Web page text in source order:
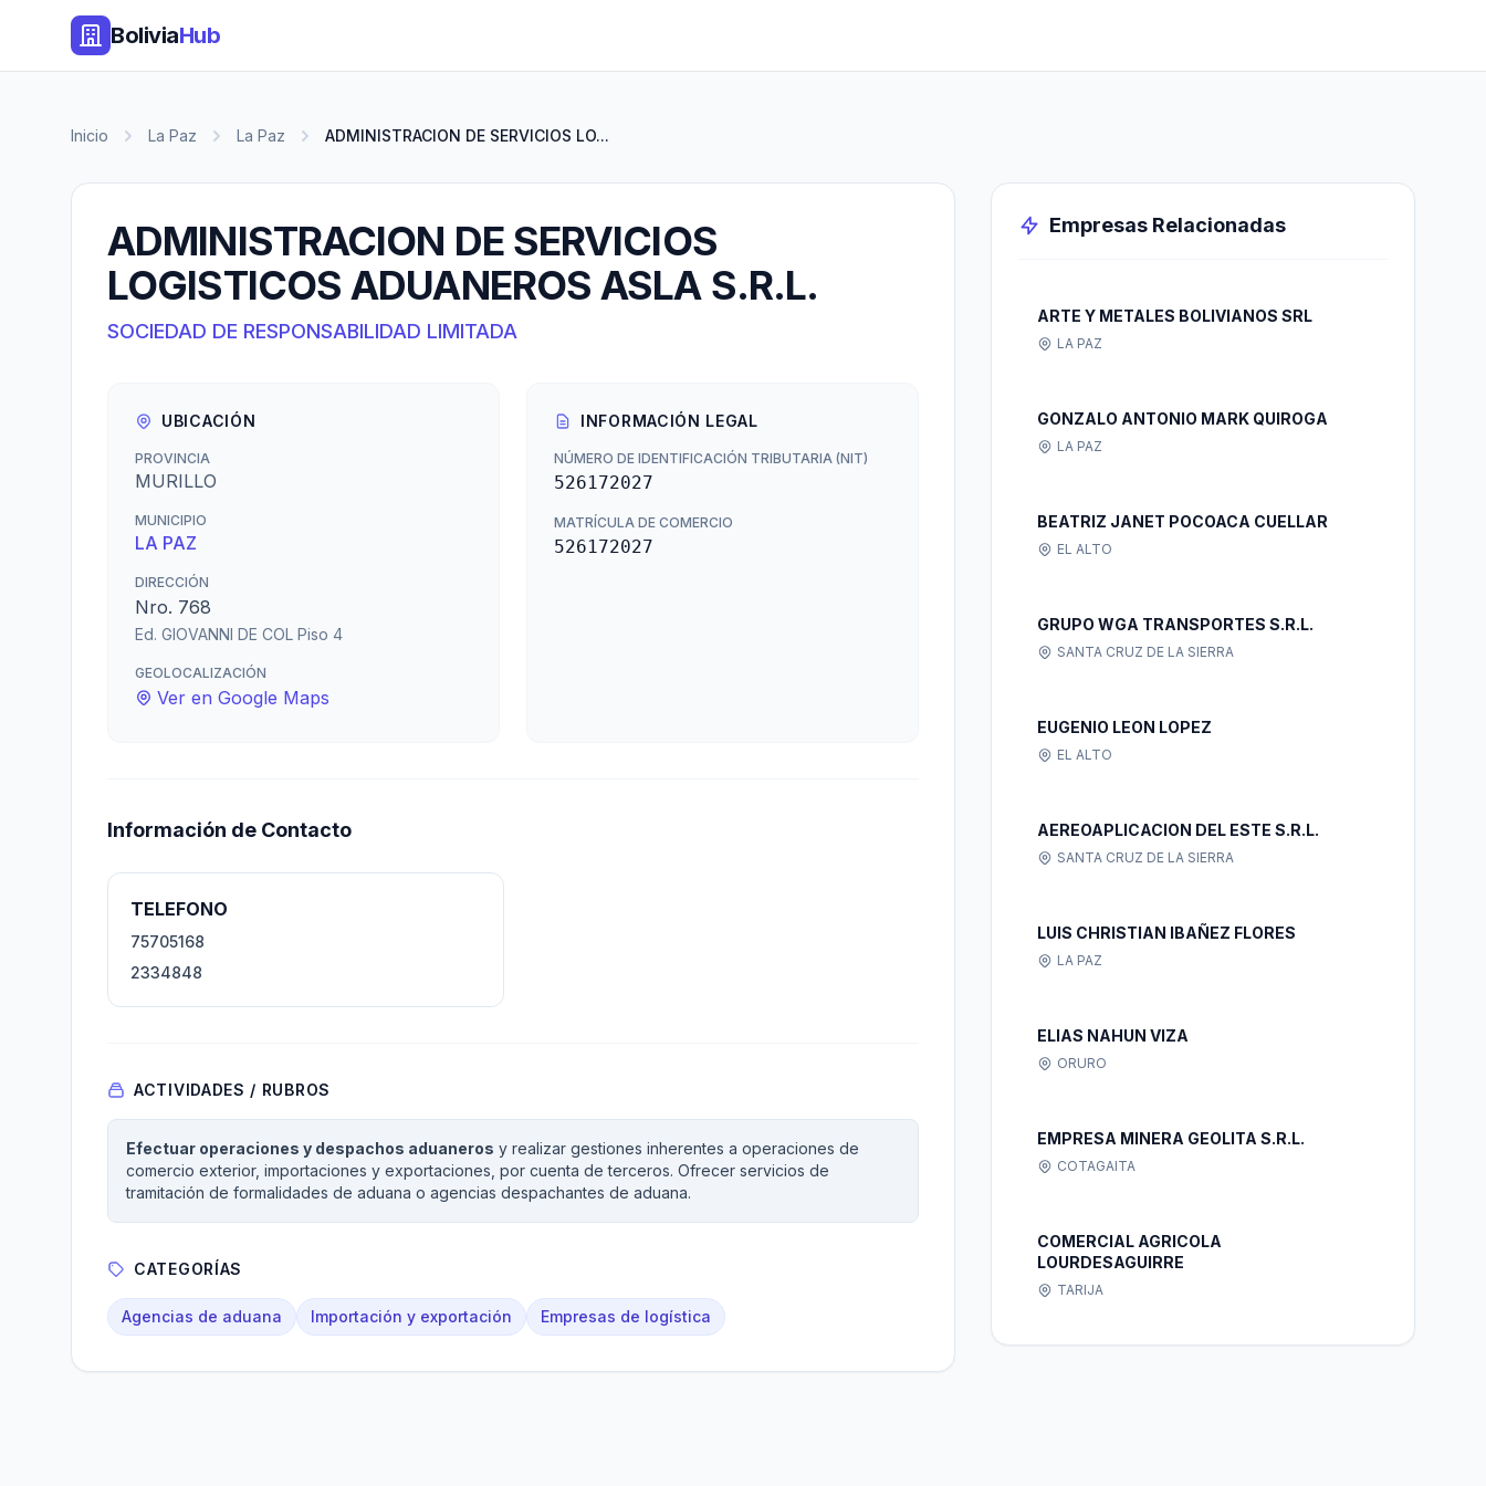
BoliviaHub
Inicio La Paz La Paz ADMINISTRACION DE SERVICIOS LO...
ADMINISTRACION DE SERVICIOS
LOGISTICOS ADUANEROS ASLA S.R.L.
SOCIEDAD DE RESPONSABILIDAD LIMITADA
UBICACIÓN
PROVINCIA
MURILLO
MUNICIPIO
LA PAZ
DIRECCIÓN
Nro. 768
Ed. GIOVANNI DE COL Piso 4
GEOLOCALIZACIÓN
Ver en Google Maps
INFORMACIÓN LEGAL
NÚMERO DE IDENTIFICACIÓN TRIBUTARIA (NIT)
526172027
MATRÍCULA DE COMERCIO
526172027
Información de Contacto
TELEFONO
75705168
2334848
ACTIVIDADES / RUBROS
Efectuar operaciones y despachos aduaneros y realizar gestiones inherentes a operaciones de
comercio exterior, importaciones y exportaciones, por cuenta de terceros. Ofrecer servicios de
tramitación de formalidades de aduana o agencias despachantes de aduana.
CATEGORÍAS
Agencias de aduana Importación y exportación Empresas de logística
Empresas Relacionadas
ARTE Y METALES BOLIVIANOS SRL
LA PAZ
GONZALO ANTONIO MARK QUIROGA
LA PAZ
BEATRIZ JANET POCOACA CUELLAR
EL ALTO
GRUPO WGA TRANSPORTES S.R.L.
SANTA CRUZ DE LA SIERRA
EUGENIO LEON LOPEZ
EL ALTO
AEREOAPLICACION DEL ESTE S.R.L.
SANTA CRUZ DE LA SIERRA
LUIS CHRISTIAN IBAÑEZ FLORES
LA PAZ
ELIAS NAHUN VIZA
ORURO
EMPRESA MINERA GEOLITA S.R.L.
COTAGAITA
COMERCIAL AGRICOLA
LOURDESAGUIRRE
TARIJA